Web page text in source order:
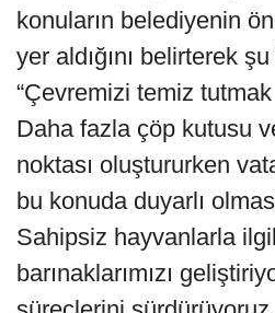
konuların belediyenin
yer aldığını belirterek
“Çevremizi temiz
Daha fazla çöp kutusu
noktası oluştururken
bu konuda duyarlı
Sahipsiz hayvanlarla
barınaklarımızı